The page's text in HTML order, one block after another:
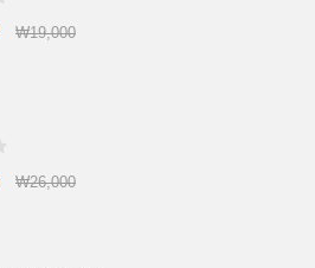
₩19,000
₩26,000